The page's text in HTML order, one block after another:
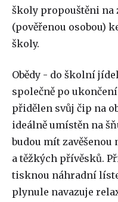
školy propouštěni
(pověřenou osobou)
školy.
Obědy - do školní
společně po
přidělen svůj čip na
ideálně umístěn na
budou mít
a těžkých přívěsků.
tisknou náhradní
plynule navazuje